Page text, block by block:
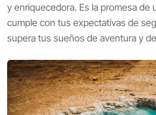
y enriquecedora. Es la promesa de
cumple con tus expectativas de
supera tus sueños de aventura y